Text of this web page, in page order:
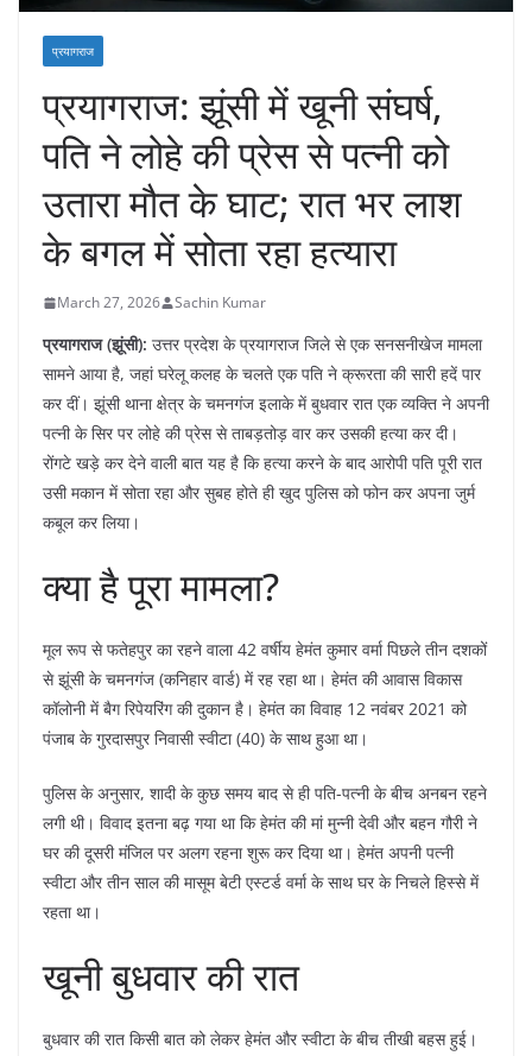
प्रयागराज
​प्रयागराज: झूंसी में खूनी संघर्ष,
पति ने लोहे की प्रेस से पत्नी को
उतारा मौत के घाट; रात भर लाश
के बगल में सोता रहा हत्यारा
March 27, 2026 Sachin Kumar
प्रयागराज (झूंसी): उत्तर प्रदेश के प्रयागराज जिले से एक सनसनीखेज मामला
सामने आया है, जहां घरेलू कलह के चलते एक पति ने क्रूरता की सारी हदें पार
कर दीं। झूंसी थाना क्षेत्र के चमनगंज इलाके में बुधवार रात एक व्यक्ति ने अपनी
पत्नी के सिर पर लोहे की प्रेस से ताबड़तोड़ वार कर उसकी हत्या कर दी।
रोंगटे खड़े कर देने वाली बात यह है कि हत्या करने के बाद आरोपी पति पूरी रात
उसी मकान में सोता रहा और सुबह होते ही खुद पुलिस को फोन कर अपना जुर्म
कबूल कर लिया।
​क्या है पूरा मामला?
​मूल रूप से फतेहपुर का रहने वाला 42 वर्षीय हेमंत कुमार वर्मा पिछले तीन दशकों
से झूंसी के चमनगंज (कनिहार वार्ड) में रह रहा था। हेमंत की आवास विकास
कॉलोनी में बैग रिपेयरिंग की दुकान है। हेमंत का विवाह 12 नवंबर 2021 को
पंजाब के गुरदासपुर निवासी स्वीटा (40) के साथ हुआ था।
​पुलिस के अनुसार, शादी के कुछ समय बाद से ही पति-पत्नी के बीच अनबन रहने
लगी थी। विवाद इतना बढ़ गया था कि हेमंत की मां मुन्नी देवी और बहन गौरी ने
घर की दूसरी मंजिल पर अलग रहना शुरू कर दिया था। हेमंत अपनी पत्नी
स्वीटा और तीन साल की मासूम बेटी एस्टर्ड वर्मा के साथ घर के निचले हिस्से में
रहता था।
​खूनी बुधवार की रात
​बुधवार की रात किसी बात को लेकर हेमंत और स्वीटा के बीच तीखी बहस हुई।